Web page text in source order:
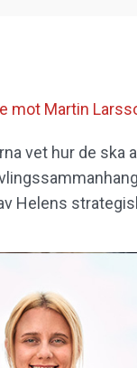
mot Martin
vet hur de ska
Helens